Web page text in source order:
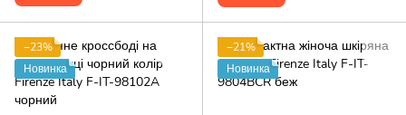
−23%
Новинка
−21%
Новинка